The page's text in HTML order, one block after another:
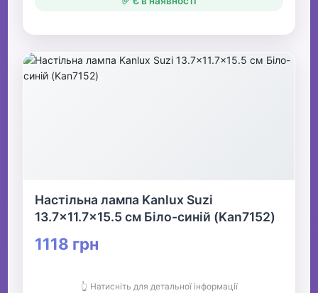
Настільна лампа Kanlux Suzi
13.7x11.7x15.5 см Біло-синій (Kan7152)
1118 грн
👆 Натисніть для детальної інформації